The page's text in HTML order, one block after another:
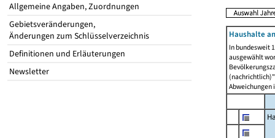
Allgemeine Angaben, Zuordnungen
Gebietsveränderungen,
Änderungen zum Schlüsselverzeichnis
Definitionen und Erläuterungen
Newsletter
Haushalte
In bundesweit
ausgewählt
Abweichungen